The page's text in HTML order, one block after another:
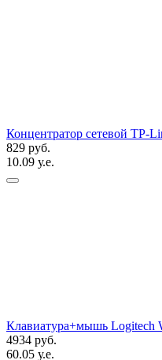
Концентратор сетевой TP-
829 руб.
10.09 у.е.
Клавиатура+мышь Logitech
4934 руб.
60.05 у.е.